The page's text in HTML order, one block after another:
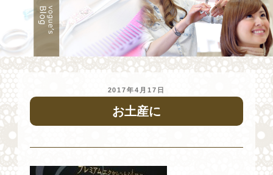
投
日:
2017年4月17日
お土産に